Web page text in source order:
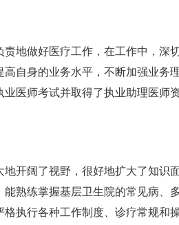
做好医疗工作，在工作中，深
高自身的业务水平，不断加强业务
业医师考试并取得了执业助理医师
阔了视野，很好地扩大了知识
能熟练掌握基层卫生院的常见病、
格执行各种工作制度、诊疗常规和